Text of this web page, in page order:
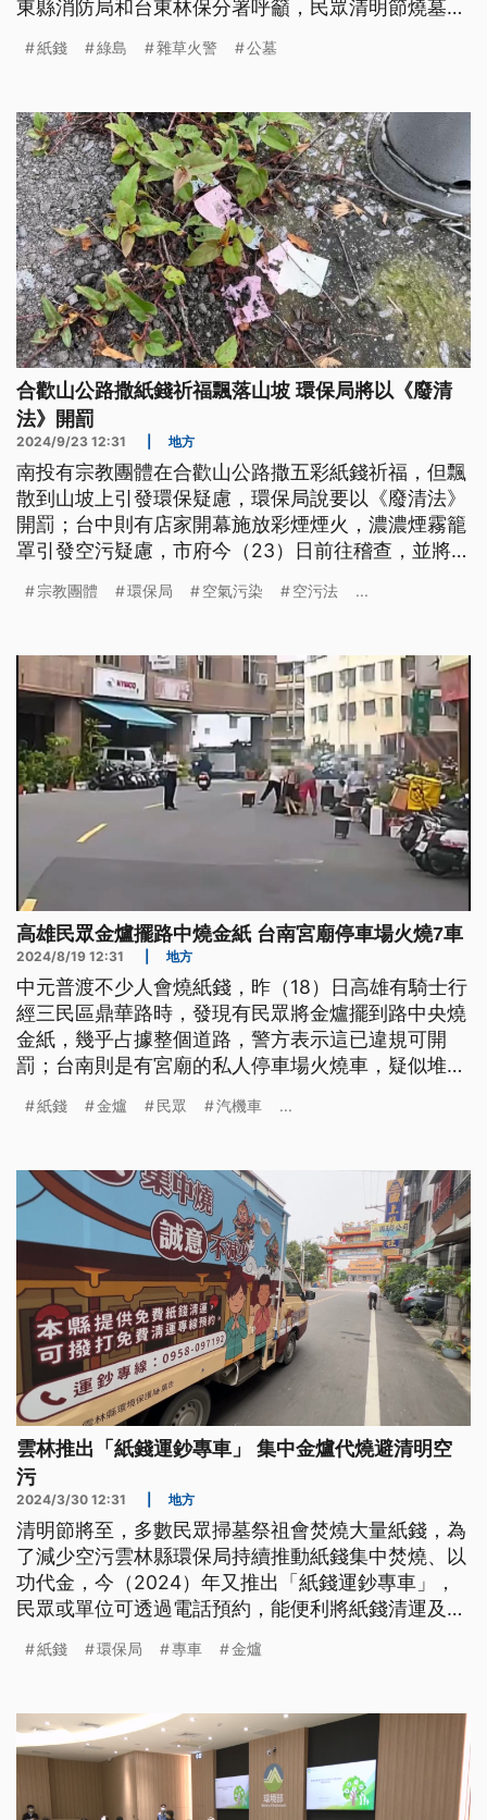
東縣消防局和台東林保分署呼籲，民眾清明節燒墓盡
掩埋後再離開。
紙錢 綠島 雜草火警 公墓
合歡山公路撒紙錢祈福飄落山坡 環保局將以《廢清
法》開罰
2024/9/23 12:31 地方
南投有宗教團體在合歡山公路撒五彩紙錢祈福，但飄
散到山坡上引發環保疑慮，環保局說要以《廢清法》
開罰；台中則有店家開幕施放彩煙煙火，濃濃煙霧籠
罩引發空污疑慮，市府今（23）日前往稽查，並將以
宗教團體 環保局 空氣污染 空污法 ...
高雄民眾金爐擺路中燒金紙 台南宮廟停車場火燒7車
2024/8/19 12:31 地方
中元普渡不少人會燒紙錢，昨（18）日高雄有騎士行
經三民區鼎華路時，發現有民眾將金爐擺到路中央燒
金紙，幾乎占據整個道路，警方表示這已違規可開
罰；台南則是有宮廟的私人停車場火燒車，疑似堆放
燒毀。
紙錢 金爐 民眾 汽機車 ...
雲林推出「紙錢運鈔專車」 集中金爐代燒避清明空
污
2024/3/30 12:31 地方
清明節將至，多數民眾掃墓祭祖會焚燒大量紙錢，為
了減少空污雲林縣環保局持續推動紙錢集中焚燒、以
功代金，今（2024）年又推出「紙錢運鈔專車」，
民眾或單位可透過電話預約，能便利將紙錢清運及代
75處，焚化數量也從20多公噸增至200公噸。
紙錢 環保局 專車 金爐